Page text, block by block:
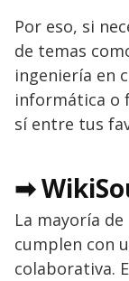
Por eso, si
de temas
ingeniería en
informática o
sí entre tus
➡
La mayoría
cumplen con
colaborativa.